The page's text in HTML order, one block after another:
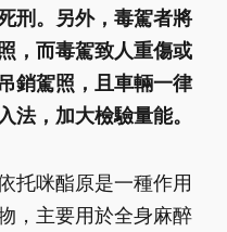
刑。另外，毒駕者將
，而毒駕致人重傷或
銷駕照，且車輛一律
法，加大檢驗量能。
托咪酯原是一種作用
，主要用於全身麻醉